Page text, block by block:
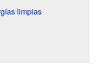
limpias